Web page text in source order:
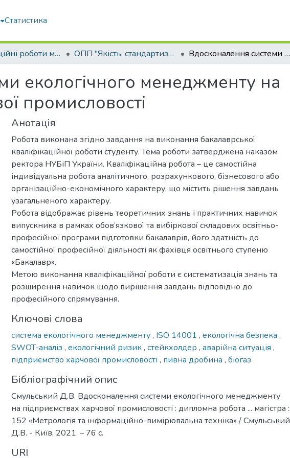
Статистика
Кваліфікаційні роботи магістрів ОПП "Якість, стандартизація та сертифікація" Вдосконалення системи екологічного менеджменту на підприємствах харчової промисловості
екологічного менеджменту на
промисловості
Анотація
Робота виконана згідно завдання на виконання бакалаврської
кваліфікаційної роботи студенту. Тема роботи затверджена наказом
ректора НУБіП України. Кваліфікаційна робота – це самостійна
індивідуальна робота аналітичного, розрахункового, бізнесового або
організаційно-економічного характеру, що містить рішення завдань
узагальненого характеру.
Робота відображає рівень теоретичних знань і практичних навичок
випускника в рамках обов’язкової та вибіркової складових освітньо-
професійної програми підготовки бакалаврів, його здатність до
самостійної професійної діяльності як фахівця освітнього ступеню
«Бакалавр».
Метою виконання кваліфікаційної роботи є систематизація знань та
розширення навичок щодо вирішення завдань відповідно до
професійного спрямування.
Ключові слова
система екологічного менеджменту, ISO 14001 , екологічна безпека ,
SWOT-аналіз , екологічний ризик, стейкхолдер , аварійна ситуація ,
підприємство харчової промисловості , пивна дробина , біогаз
Бібліографічний опис
Смульський Д.В. Вдосконалення системи екологічного менеджменту
на підприємствах харчової промисловості : дипломна робота ... магістра :
152 «Метрологія та інформаційно-вимірювальна техніка» / Смульський
Д.В. - Київ, 2021. – 76 с.
URI